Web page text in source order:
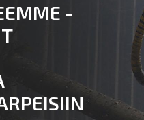
-